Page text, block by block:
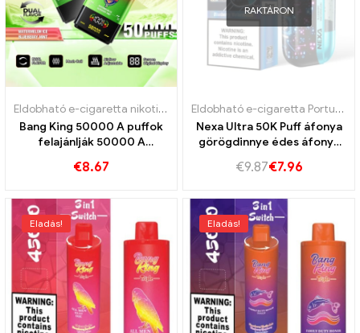
Eldobható e-cigaretta nikotinnal Eldobható e-cigaretta,
Bang King 50000 A puffok
felajánlják 50000 A
áfonya menta vonatokat
€8.67
RAKTÁRON
Eldobható e-cigaretta Portugália
Nexa Ultra 50K Puff áfonya
görögdinnye édes áfonya
hosszú, szelíd és frissítő
€9.87€7.96
Eladás! Eladás!